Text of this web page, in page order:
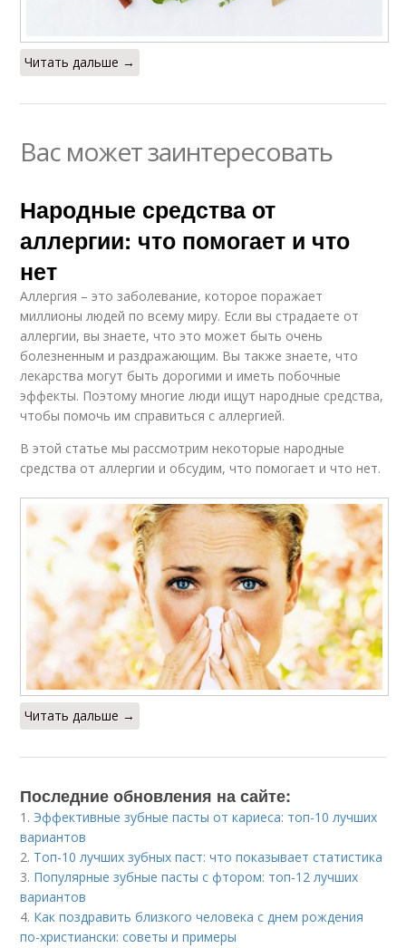
Читать дальше →
Вас может заинтересовать
Народные средства от
аллергии: что помогает и что
нет
Аллергия – это заболевание, которое поражает
миллионы людей по всему миру. Если вы страдаете от
аллергии, вы знаете, что это может быть очень
болезненным и раздражающим. Вы также знаете, что
лекарства могут быть дорогими и иметь побочные
эффекты. Поэтому многие люди ищут народные средства,
чтобы помочь им справиться с аллергией.
В этой статье мы рассмотрим некоторые народные
средства от аллергии и обсудим, что помогает и что нет.
Читать дальше →
Последние обновления на сайте:
1. Эффективные зубные пасты от кариеса: топ-10 лучших
вариантов
2. Топ-10 лучших зубных паст: что показывает статистика
3. Популярные зубные пасты с фтором: топ-12 лучших
вариантов
4. Как поздравить близкого человека с днем рождения
по-христиански: советы и примеры